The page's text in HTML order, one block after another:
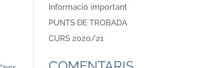
Informació important
PUNTS DE TROBADA
CURS 2020/21